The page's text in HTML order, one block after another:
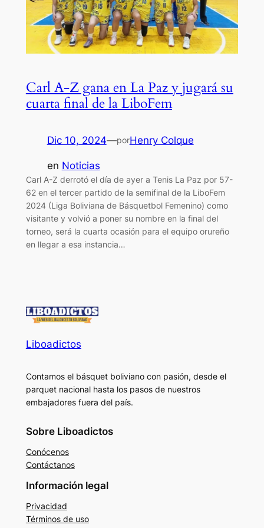
Carl A-Z gana en La Paz y jugará su
cuarta final de la LiboFem
Dic 10, 2024—porHenry Colque
en Noticias
Carl A-Z derrotó el día de ayer a Tenis La Paz por 57-
62 en el tercer partido de la semifinal de la LiboFem
2024 (Liga Boliviana de Básquetbol Femenino) como
visitante y volvió a poner su nombre en la final del
torneo, será la cuarta ocasión para el equipo orureño
en llegar a esa instancia…
Liboadictos
Contamos el básquet boliviano con pasión, desde el
parquet nacional hasta los pasos de nuestros
embajadores fuera del país.
Sobre Liboadictos
Conócenos
Contáctanos
Información legal
Privacidad
Términos de uso